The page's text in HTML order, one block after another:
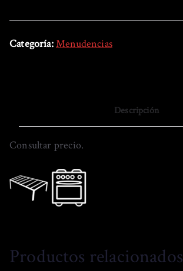
Categoría:Menudencias
Descripción
Consultar precio.
Productos relacionados